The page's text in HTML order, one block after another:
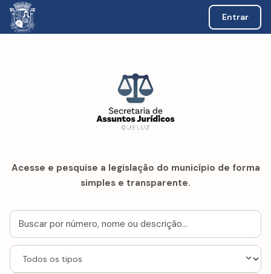
Entrar
Acesse e pesquise a legislação do município de forma
simples e transparente.